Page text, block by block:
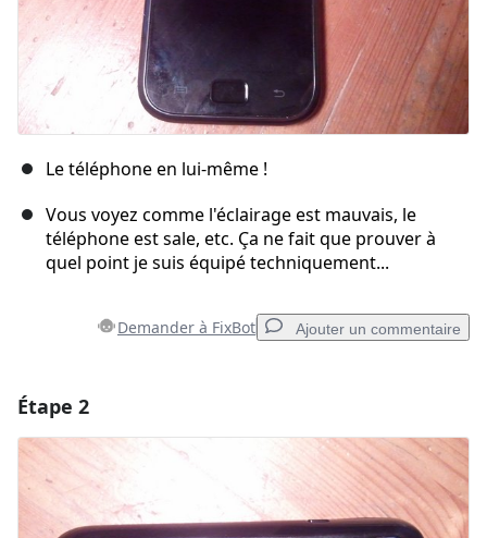
Le téléphone en lui-même !
Vous voyez comme l'éclairage est mauvais, le
téléphone est sale, etc. Ça ne fait que prouver à
quel point je suis équipé techniquement...
Demander à FixBot Ajouter un commentaire
Ajouter un commentaire
Étape 2